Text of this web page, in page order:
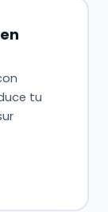
tu